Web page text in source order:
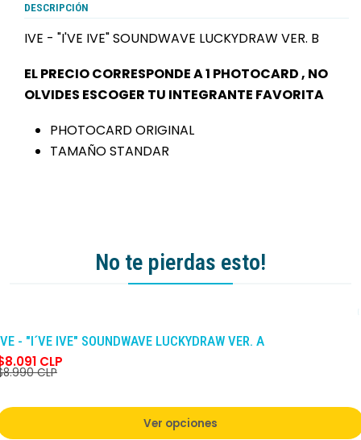
DESCRIPCIÓN
IVE - "I'VE IVE" SOUNDWAVE LUCKYDRAW VER. B
EL PRECIO CORRESPONDE A 1 PHOTOCARD , NO
OLVIDES ESCOGER TU INTEGRANTE FAVORITA
PHOTOCARD ORIGINAL
TAMAÑO STANDAR
No te pierdas esto!
- "I´VE IVE" SOUNDWAVE LUCKYDRAW VER. A
CLP
CLP
Ver opciones